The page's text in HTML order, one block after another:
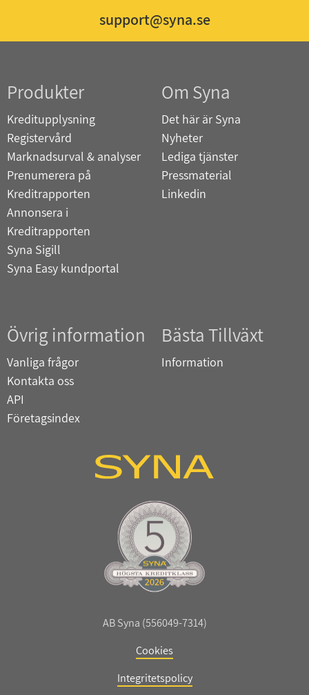
support@syna.se
Produkter
Kreditupplysning
Registervård
Marknadsurval & analyser
Prenumerera på
Kreditrapporten
Annonsera i
Kreditrapporten
Syna Sigill
Syna Easy kundportal
Om Syna
Det här är Syna
Nyheter
Lediga tjänster
Pressmaterial
Linkedin
Övrig information
Vanliga frågor
Kontakta oss
API
Företagsindex
Bästa Tillväxt
Information
AB Syna (556049-7314)
Cookies
Integritetspolicy